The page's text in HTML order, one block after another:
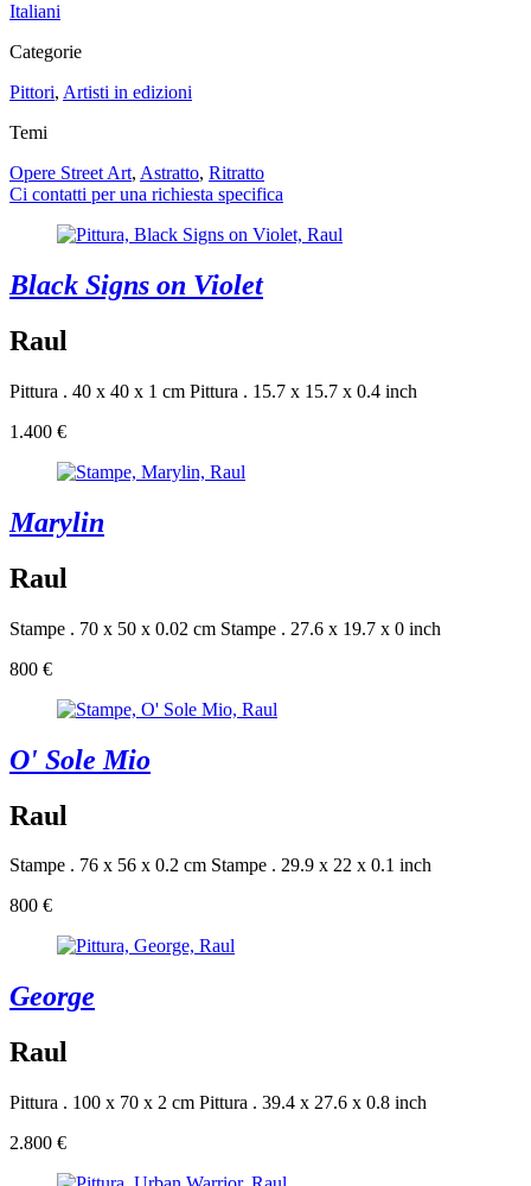
Italiani
Categorie
Pittori, Artisti in edizioni
Temi
Opere Street Art, Astratto, Ritratto
Ci contatti per una richiesta specifica
Black Signs on Violet
Raul
Pittura . 40 x 40 x 1 cm Pittura . 15.7 x 15.7 x 0.4 inch
1.400 €
Marylin
Raul
Stampe . 70 x 50 x 0.02 cm Stampe . 27.6 x 19.7 x 0 inch
800 €
O' Sole Mio
Raul
Stampe . 76 x 56 x 0.2 cm Stampe . 29.9 x 22 x 0.1 inch
800 €
George
Raul
Pittura . 100 x 70 x 2 cm Pittura . 39.4 x 27.6 x 0.8 inch
2.800 €